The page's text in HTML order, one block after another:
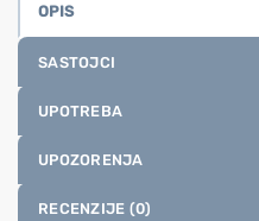
OPIS
SASTOJCI
UPOTREBA
UPOZORENJA
RECENZIJE (0)